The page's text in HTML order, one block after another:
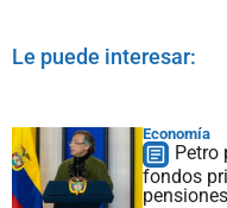
Le puede interesar:
Economía
Petro
fondos
pensiones